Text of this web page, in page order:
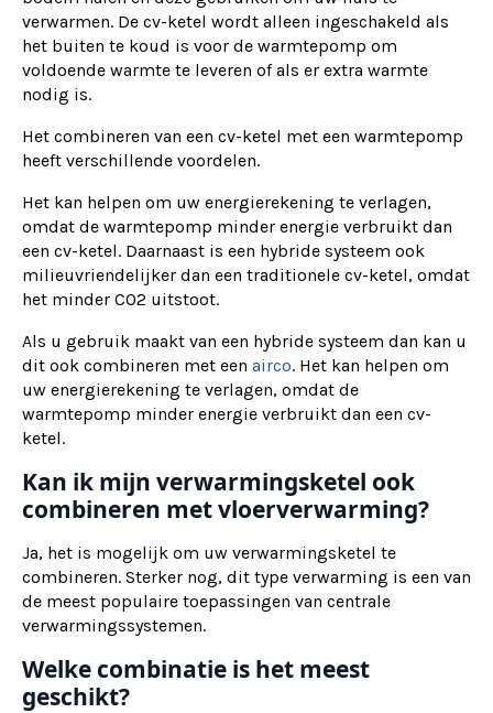
verwarmen. De cv-ketel wordt alleen ingeschakeld als
het buiten te koud is voor de warmtepomp om
voldoende warmte te leveren of als er extra warmte
nodig is.
Het combineren van een cv-ketel met een warmtepomp
heeft verschillende voordelen.
Het kan helpen om uw energierekening te verlagen,
omdat de warmtepomp minder energie verbruikt dan
een cv-ketel. Daarnaast is een hybride systeem ook
milieuvriendelijker dan een traditionele cv-ketel, omdat
het minder CO2 uitstoot.
Als u gebruik maakt van een hybride systeem dan kan u
dit ook combineren met een airco. Het kan helpen om
uw energierekening te verlagen, omdat de
warmtepomp minder energie verbruikt dan een cv-
ketel.
Kan ik mijn verwarmingsketel ook
combineren met vloerverwarming?
Ja, het is mogelijk om uw verwarmingsketel te
combineren. Sterker nog, dit type verwarming is een van
de meest populaire toepassingen van centrale
verwarmingssystemen.
Welke combinatie is het meest
geschikt?